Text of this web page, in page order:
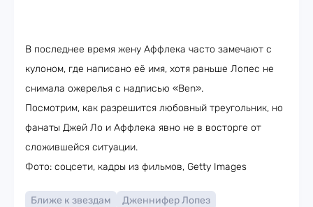
В последнее время жену Аффлека часто замечают с
кулоном, где написано её имя, хотя раньше Лопес не
снимала ожерелья с надписью «Ben».
Посмотрим, как разрешится любовный треугольник, но
фанаты Джей Ло и Аффлека явно не в восторге от
сложившейся ситуации.
Фото: соцсети, кадры из фильмов, Getty Images
Ближе к звездам
Дженнифер Лопез